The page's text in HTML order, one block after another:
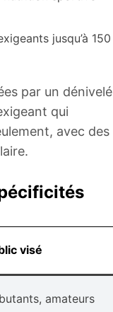
jusqu’à 150
par un dénivelé
qui
avec des
visé
amateurs